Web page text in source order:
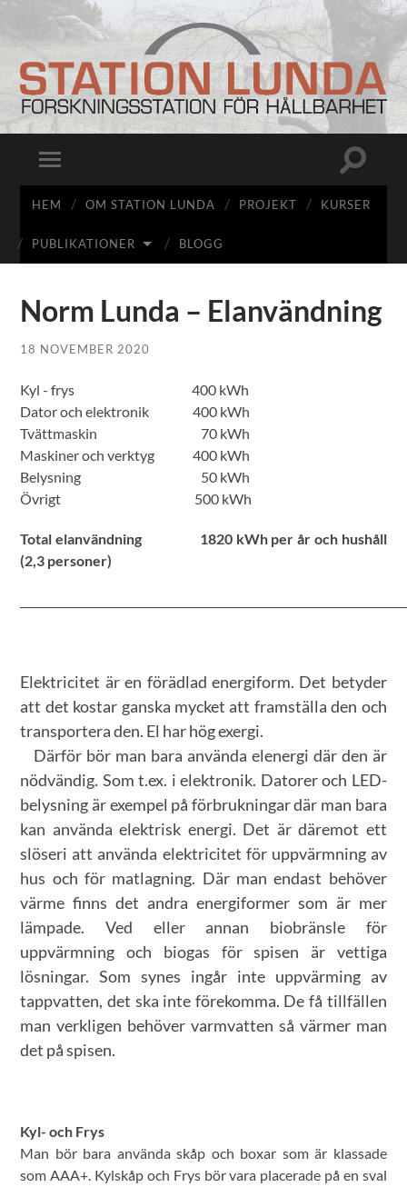
Station
Lunda
Slå
på/av
mobilmeny
Slå
HEM OM STATION LUNDA PROJEKT KURSER
PUBLIKATIONER BLOGG
Norm Lunda – Elanvändning
18 NOVEMBER 2020
Kyl - frys 400 kWh
Dator och elektronik 400 kWh
Tvättmaskin 70 kWh
Maskiner och verktyg 400 kWh
Belysning 50 kWh
Övrigt 500 kWh
Total elanvändning 1820 kWh per år och hushåll
(2,3 personer)
Elektricitet är en förädlad energiform. Det betyder
att det kostar ganska mycket att framställa den och
transportera den. El har hög exergi.
Därför bör man bara använda elenergi där den är
nödvändig. Som t.ex. i elektronik. Datorer och LED-
belysning är exempel på förbrukningar där man bara
kan använda elektrisk energi. Det är däremot ett
slöseri att använda elektricitet för uppvärmning av
hus och för matlagning. Där man endast behöver
värme finns det andra energiformer som är mer
lämpade. Ved eller annan biobränsle för
uppvärmning och biogas för spisen är vettiga
lösningar. Som synes ingår inte uppvärming av
tappvatten, det ska inte förekomma. De få tillfällen
man verkligen behöver varmvatten så värmer man
det på spisen.
Kyl- och Frys
Man bör bara använda skåp och boxar som är klassade
som AAA+. Kylskåp och Frys bör vara placerade på en sval